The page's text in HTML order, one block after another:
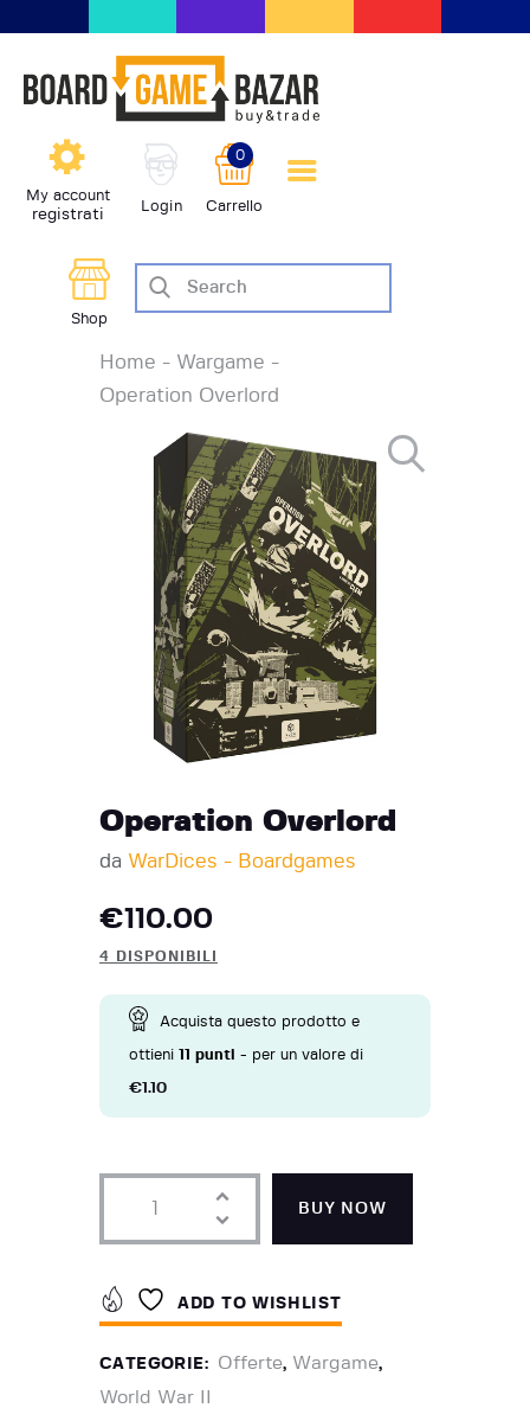
My account
registrati Login Carrello
0
Shop
BoardGameBazar | vendita e
scambio giochi da tavolo
BoardGameBazar
HOME
SHOP
VENDI
CASE EDITRICI
AIUTO
BLOG-NEWS
EVENTI
Home
Wargame
Operation Overlord
Operation Overlord
da WarDices - Boardgames
€110.00
4 DISPONIBILI
Acquista questo prodotto e
ottieni 11 punti - per un valore di
€1.10
BUY NOW
ADD TO WISHLIST
CATEGORIE: Offerte, Wargame,
World War II